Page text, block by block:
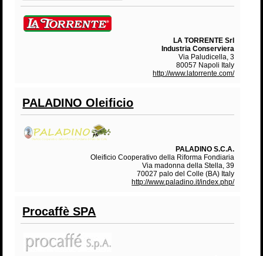
LA TORRENTE Srl
Industria Conserviera
Via Paludicella, 3
80057 Napoli Italy
http://www.latorrente.com/
PALADINO Oleificio
PALADINOS.C.A.
Oleificio Cooperativo della Riforma Fondiaria
Via madonna della Stella, 39
70027 palo del Colle (BA) Italy
http://www.paladino.it/index.php/
Procaffè SPA